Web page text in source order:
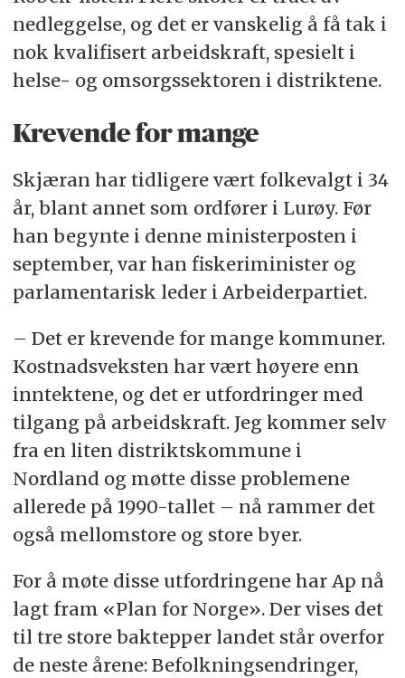
nedleggelse, og det er vanskelig å få tak i
nok kvalifisert arbeidskraft, spesielt i
helse- og omsorgssektoren i distriktene.
Krevende for mange
Skjæran har tidligere vært folkevalgt i 34
år, blant annet som ordfører i Lurøy. Før
han begynte i denne ministerposten i
september, var han fiskeriminister og
parlamentarisk leder i Arbeiderpartiet.
– Det er krevende for mange kommuner.
Kostnadsveksten har vært høyere enn
inntektene, og det er utfordringer med
tilgang på arbeidskraft. Jeg kommer selv
fra en liten distriktskommune i
Nordland og møtte disse problemene
allerede på 1990-tallet – nå rammer det
også mellomstore og store byer.
For å møte disse utfordringene har Ap nå
lagt fram «Plan for Norge». Der vises det
til tre store baktepper landet står overfor
de neste årene: Befolkningsendringer,